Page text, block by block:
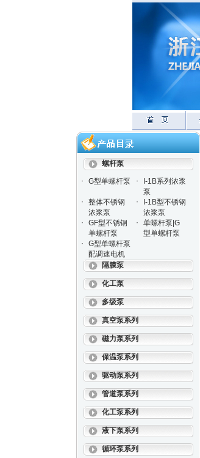
螺杆泵
·
G型单螺杆泵 ·
I-1B系列浓浆
泵
·
整体不锈钢
浓浆泵
·
I-1B型不锈钢
浓浆泵
·
GF型不锈钢
单螺杆泵
·
单螺杆泵|G
型单螺杆泵
·
G型单螺杆泵
配调速电机
隔膜泵
化工泵
多级泵
真空泵系列
磁力泵系列
保温泵系列
驱动泵系列
管道泵系列
化工泵系列
液下泵系列
循环泵系列